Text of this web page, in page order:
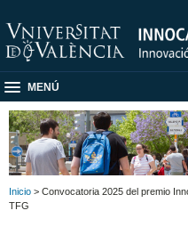
MENÚ
Inicio > Convocatoria 2025 del premio
TFG